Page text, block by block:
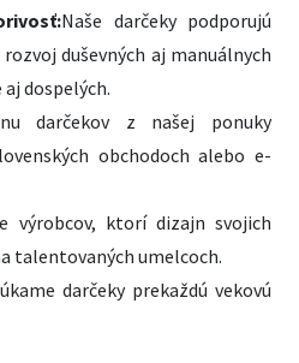
Naše darčeky podporujú
duševných aj manuálnych
dospelých.
darčekov z našej ponuky
obchodoch alebo e-
výrobcov, ktorí dizajn svojich
talentovaných umelcoch.
darčeky prekaždú vekovú